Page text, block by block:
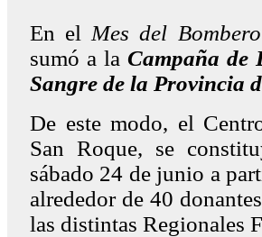
En el Mes del
sumó a la Campaña de
Sangre de la Provincia
De este modo, el
San Roque, se
sábado 24 de junio a
alrededor de 40
las distintas Regionales